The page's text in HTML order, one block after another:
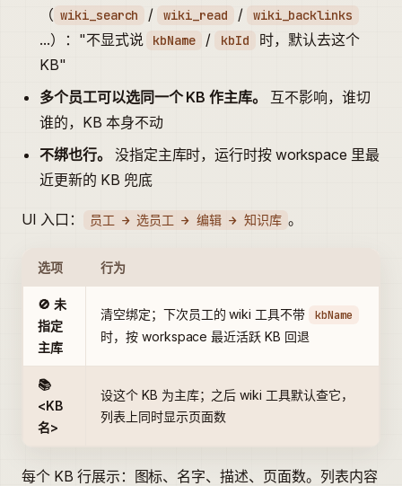
（ wiki_search / wiki_read / wiki_backlinks
...）："不显式说 kbName / kbId
时，默认去这个
KB"
多个员工可以选同一个 KB 作主库。
互不影响，谁切
谁的，KB 本身不动
不绑也行。
没指定主库时，运行时按 workspace 里最
近更新的 KB 兜底
UI 入口： 员工 → 选员工 → 编辑 → 知识库 。
选项 行为
🚫 未
指定
主库
清空绑定；下次员工的 wiki 工具不带
kbName
时，按 workspace 最近活跃 KB 回退
📚
<KB
名>
设这个 KB 为主库；之后 wiki 工具默认查它，
列表上同时显示页面数
每个 KB 行展示：图标、名字、描述、页面数。列表内容